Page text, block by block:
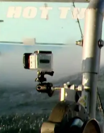
mega
Publicado: 19 de febrero